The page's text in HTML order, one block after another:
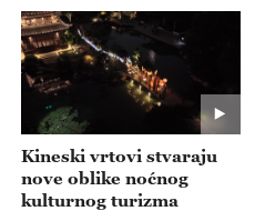
Kineski vrtovi stvaraju
nove oblike noćnog
kulturnog turizma